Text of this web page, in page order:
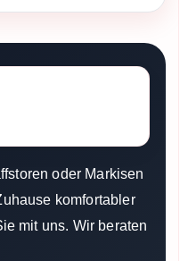
oder Markisen
komfortabler
mit uns. Wir beraten